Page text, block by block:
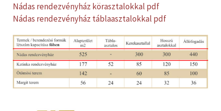
Nádas rendezvényház körasztalokkal pdf
Nádas rendezvényház táblaasztalokkal pdf